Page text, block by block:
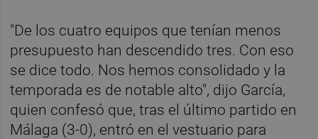
"De los cuatro equipos que tenían menos
presupuesto han descendido tres. Con eso
se dice todo. Nos hemos consolidado y la
temporada es de notable alto", dijo García,
quien confesó que, tras el último partido en
Málaga (3-0), entró en el vestuario para